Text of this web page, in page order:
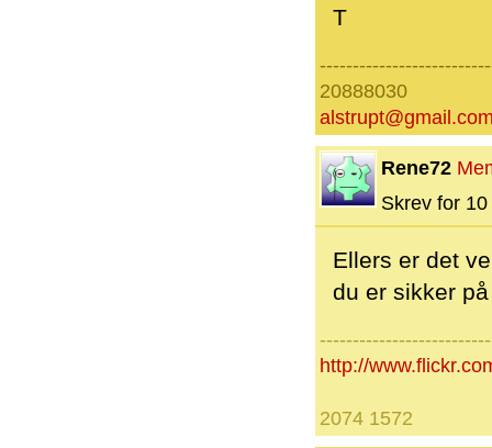
T
20888030
Rene72
Skrev for
Ellers er det
du er sikker
http://
2074 1572